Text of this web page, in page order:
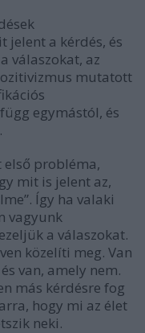
jelent a kérdés, és
válaszokat, az
mutatott
egymástól, és
első probléma,
mit is jelent az,
Így ha valaki
vagyunk
a válaszokat.
közelíti meg. Van
van, amely nem.
más kérdésre fog
hogy mi az élet
neki.